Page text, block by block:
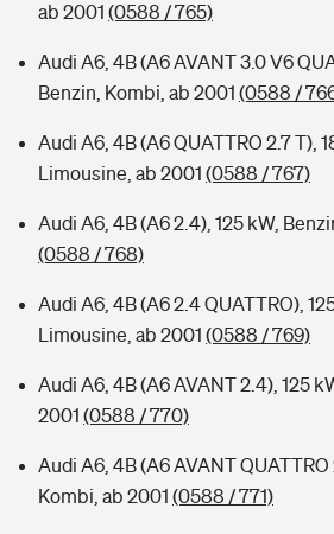
ab 2001 (0588 / 765)
Audi A6, 4B (A6 AVANT 3.0 V6
Benzin, Kombi, ab 2001 (0588 /
Audi A6, 4B (A6 QUATTRO 2.7 T),
Limousine, ab 2001 (0588 / 767)
Audi A6, 4B (A6 2.4), 125 kW,
(0588 / 768)
Audi A6, 4B (A6 2.4 QUATTRO),
Limousine, ab 2001 (0588 / 769)
Audi A6, 4B (A6 AVANT 2.4), 125
2001 (0588 / 770)
Audi A6, 4B (A6 AVANT QUATTRO
Kombi, ab 2001 (0588 / 771)